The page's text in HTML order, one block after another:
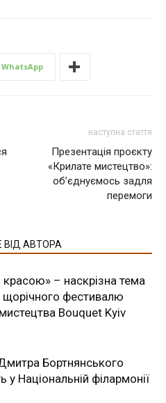
WhatsApp
наступна стаття
Презентація проєкту
«Крилате мистецтво»:
об’єднуємось задля
перемоги
ВІД АВТОРА
красою» – наскрізна тема
щорічного фестивалю
Bouquet Kyiv
Бортнянського
у Національній філармонії